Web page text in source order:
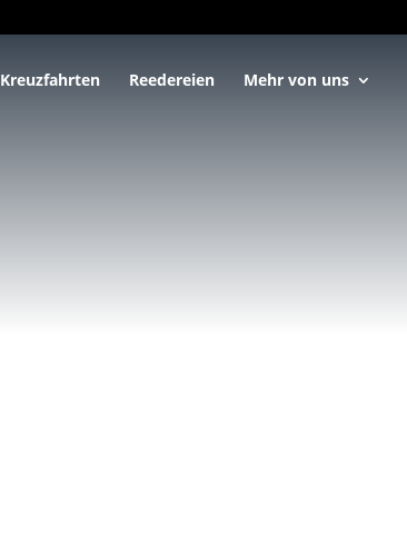
Kreuzfahrten Reedereien Mehr von uns